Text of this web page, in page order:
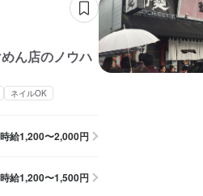
ん店のノウハ
ネイルOK
時給1,200〜2,000円
時給1,200〜1,500円